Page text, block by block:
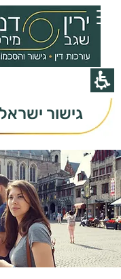
גישור